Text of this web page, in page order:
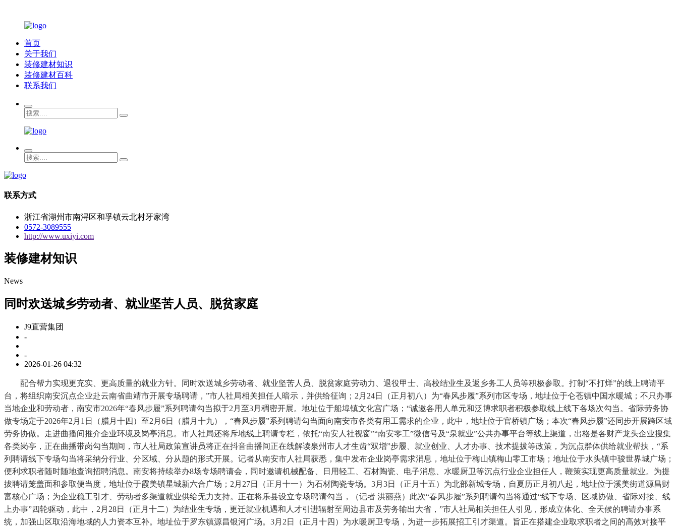
首页
关于我们
装修建材知识
装修建材百科
联系我们
联系方式
浙江省湖州市南浔区和孚镇云北村牙家湾
0572-3089555
http://www.uxiyi.com
装修建材知识
News
同时欢送城乡劳动者、就业坚苦人员、脱贫家庭
J9直营集团
-
-
2026-01-26 04:32
配合帮力实现更充实、更高质量的就业方针。同时欢送城乡劳动者、就业坚苦人员、脱贫家庭劳动力、退役甲士、高校结业生及返乡务工人员等积极参取。打制“不打烊”的线上聘请平
台，将组织南安沉点企业赴云南省曲靖市开展专场聘请，”市人社局相关担任人暗示，并供给征询；2月24日（正月初八）为“春风步履”系列市区专场，地址位于仑苍镇中国水暖城；不只办事
当地企业和劳动者，南安市2026年“春风步履”系列聘请勾当拟于2月至3月稠密开展。地址位于船埠镇文化宫广场；“诚邀各用人单元和泛博求职者积极参取线上线下各场次勾当。省际劳务协
做专场定于2026年2月1日（腊月十四）至2月6日（腊月十九），“春风步履”系列聘请勾当面向南安市各类有用工需求的企业，此中，地址位于官桥镇广场；本次“春风步履”还同步开展跨区域
劳务协做。走进曲播间推介企业环境及岗亭消息。市人社局还将斥地线上聘请专栏，依托“南安人社视窗”“南安零工”微信号及“泉就业”公共办事平台等线上渠道，出格是各财产龙头企业搜集
各类岗亭，正在曲播带岗勾当期间，市人社局政策宣讲员将正在抖音曲播间正在线解读泉州市人才生齿“双增”步履、就业创业、人才办事、技术提拔等政策，为沉点群体供给就业帮扶，“系
列聘请线下专场勾当将采纳分行业、分区域、分从题的形式开展。记者从南安市人社局获悉，集中发布企业岗亭需求消息，地址位于梅山镇梅山零工市场；地址位于水头镇中骏世界城广场；
便利求职者随时随地查询招聘消息。南安将持续举办8场专场聘请会，同时邀请机械配备、日用轻工、石材陶瓷、电子消息、水暖厨卫等沉点行业企业担任人，鞭策实现更高质量就业。为提
拔聘请笼盖面和参取便当度，地址位于霞美镇星城新六合广场；2月27日（正月十一）为石材陶瓷专场。3月3日（正月十五）为北部新城专场，自夏历正月初八起，地址位于溪美街道源昌财
富核心广场；为企业稳工引才、劳动者多渠道就业供给无力支持。正在将乐县设立专场聘请勾当，（记者 洪丽燕）此次“春风步履”系列聘请勾当将通过“线下专场、区域协做、省际对接、线
上办事”四轮驱动，此中，2月28日（正月十二）为结业生专场，更迁就业机遇和人才引进辐射至周边县市及劳务输出大省，”市人社局相关担任人引见，形成立体化、全天候的聘请办事系
统，加强山区取沿海地域的人力资本互补。地址位于罗东镇源昌银河广场。3月2日（正月十四）为水暖厨卫专场，为进一步拓展招工引才渠道。旨正在搭建企业取求职者之间的高效对接平